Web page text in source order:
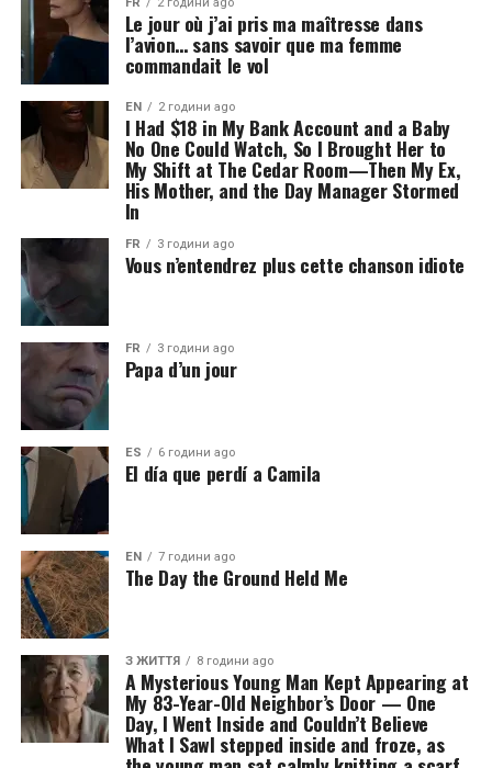
Le jour où j’ai pris ma maîtresse dans
l’avion… sans savoir que ma femme
commandait le vol
EN 2 години ago
I Had $18 in My Bank Account and a Baby
No One Could Watch, So I Brought Her to
My Shift at The Cedar Room—Then My Ex,
His Mother, and the Day Manager Stormed
In
FR 3 години ago
Vous n’entendrez plus cette chanson idiote
FR 3 години ago
Papa d’un jour
ES 6 години ago
El día que perdí a Camila
EN 7 години ago
The Day the Ground Held Me
З ЖИТТЯ 8 години ago
A Mysterious Young Man Kept Appearing at
My 83-Year-Old Neighbor’s Door — One
Day, I Went Inside and Couldn’t Believe
What I SawI stepped inside and froze, as